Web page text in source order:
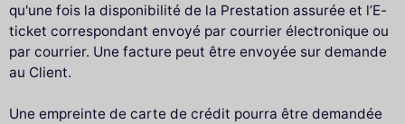
qu'une fois la disponibilité de la Prestation assurée et l’E-
ticket correspondant envoyé par courrier électronique ou
par courrier. Une facture peut être envoyée sur demande
au Client.
Une empreinte de carte de crédit pourra être demandée